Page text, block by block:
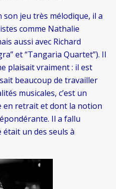
son jeu très mélodique, il a
comme Nathalie
aussi avec Richard
et “Tangaria Quartet”). Il
plaisait vraiment : il est
beaucoup de travailler
musicales, c’est un
en retrait et dont la notion
Il a fallu
était un des seuls à